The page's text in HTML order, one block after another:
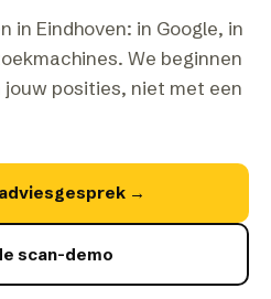
in Eindhoven: in Google, in
We beginnen
posities, niet met een
→
scan-demo